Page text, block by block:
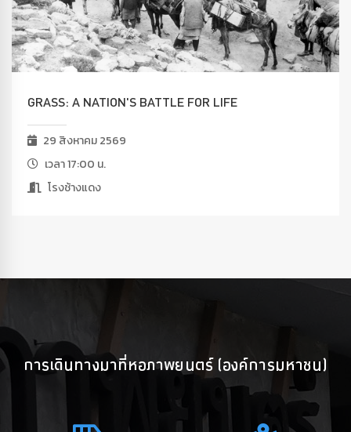
GRASS: A NATION'S BATTLE FOR LIFE
29 สิงหาคม 2569
เวลา 17:00 น.
โรงช้างแดง
การเดินทางมาที่หอภาพยนตร์ (องค์การมหาชน)